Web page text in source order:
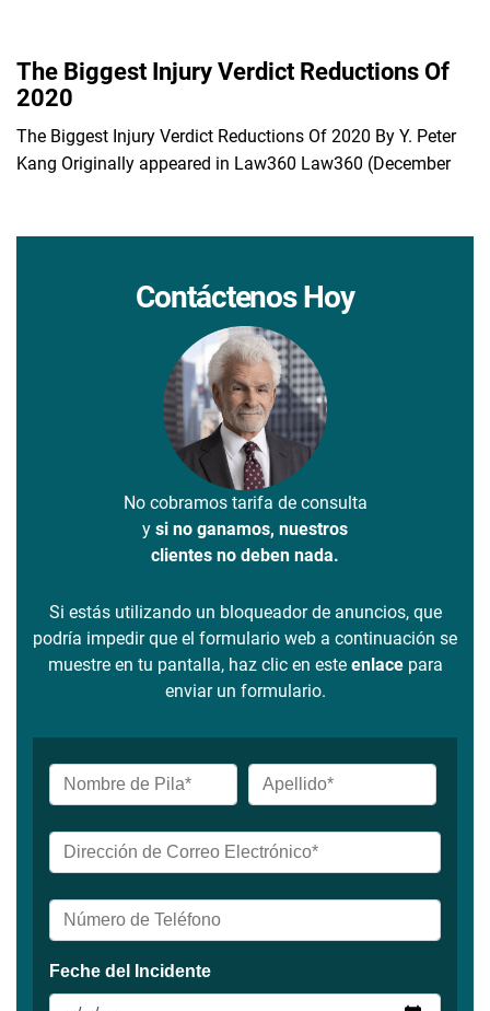
The Biggest Injury Verdict Reductions Of
2020
The Biggest Injury Verdict Reductions Of 2020 By Y. Peter
Kang Originally appeared in Law360 Law360 (December
Contáctenos Hoy
No cobramos tarifa de consulta
y si no ganamos, nuestros
clientes no deben nada.
Si estás utilizando un bloqueador de anuncios, que
podría impedir que el formulario web a continuación se
muestre en tu pantalla, haz clic en este enlacepara
enviar un formulario.